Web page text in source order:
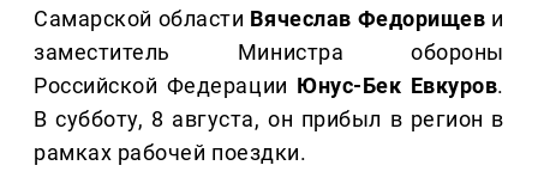
Самарской области Вячеслав Федорищев и
заместитель Министра обороны
Российской Федерации Юнус-Бек Евкуров.
В субботу, 8 августа, он прибыл в регион в
рамках рабочей поездки.